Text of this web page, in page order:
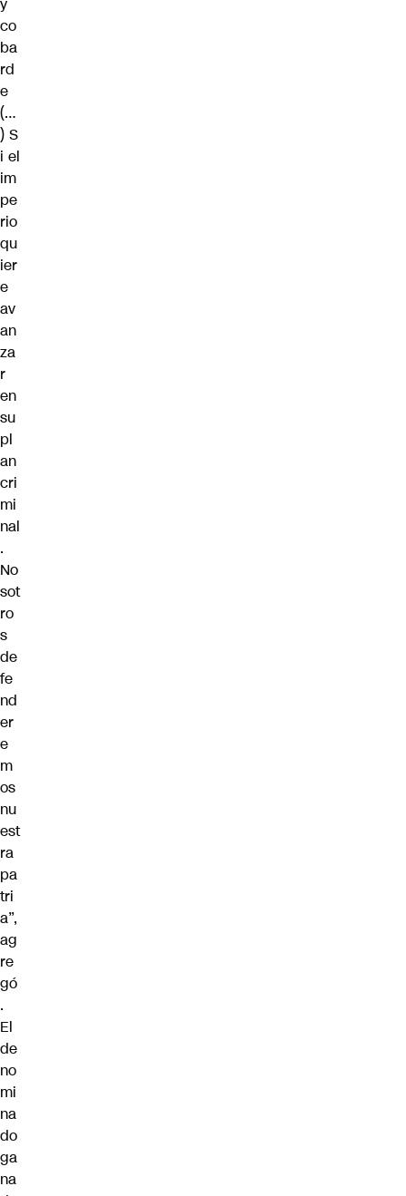
co
ba
rd
e
(…
) S
i el
im
pe
rio
qu
ier
e
av
an
za
r
en
su
pl
an
cri
mi
nal
.
No
sot
ro
s
de
fe
nd
er
e
m
os
nu
est
ra
pa
tri
a”,
ag
re
gó
.
El
de
no
mi
na
do
ga
na